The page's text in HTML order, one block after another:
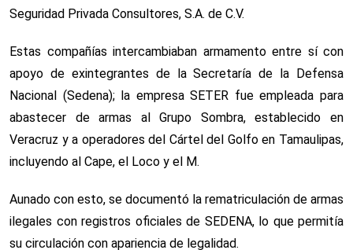
Seguridad Privada Consultores, S.A. de C.V.
Estas compañías intercambiaban armamento entre sí con
apoyo de exintegrantes de la Secretaría de la Defensa
Nacional (Sedena); la empresa SETER fue empleada para
abastecer de armas al Grupo Sombra, establecido en
Veracruz y a operadores del Cártel del Golfo en Tamaulipas,
incluyendo al Cape, el Loco y el M.
Aunado con esto, se documentó la rematriculación de armas
ilegales con registros oficiales de SEDENA, lo que permitía
su circulación con apariencia de legalidad.